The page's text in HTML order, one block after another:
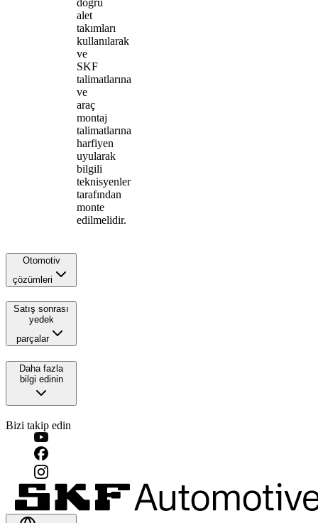
alet
takımları
kullanılarak
ve
SKF
talimatlarına
ve
araç
montaj
talimatlarına
harfiyen
uyularak
bilgili
teknisyenler
tarafından
monte
edilmelidir.
Otomotiv
çözümleri
Satış sonrası
yedek
parçalar
Daha fazla
bilgi edinin
Bizi takip edin